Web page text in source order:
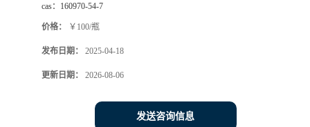
cas： 160970-54-7
价格： ￥100/瓶
发布日期： 2025-04-18
更新日期： 2026-08-06
发送咨询信息